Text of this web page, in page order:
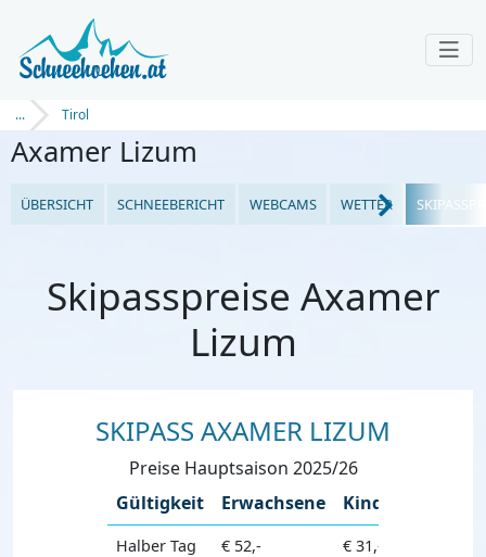
... Tirol
Axamer Lizum
ÜBERSICHT SCHNEEBERICHT WEBCAMS WETTER
Skipasspreise Axamer
Lizum
SKIPASS AXAMER LIZUM
Preise Hauptsaison 2025/26
Gültigkeit
Erwachsene Kinder
Halber Tag € 52,- € 31,-